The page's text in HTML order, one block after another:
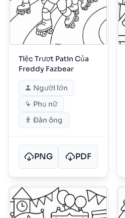
Tiệc Trượt Patin Của
Freddy Fazbear
Người lớn
Phụ nữ
Đàn ông
PNG PDF